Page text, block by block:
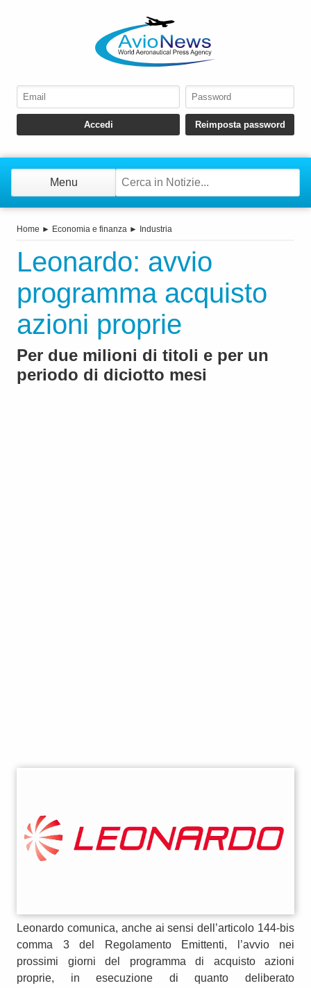
Menu
Home ► Economia e finanza ► Industria
Leonardo: avvio
programma acquisto
azioni proprie
Per due milioni di titoli e per un
periodo di diciotto mesi
Leonardo comunica, anche ai sensi dell’articolo 144-bis
comma 3 del Regolamento Emittenti, l’avvio nei
prossimi giorni del programma di acquisto azioni
proprie, in esecuzione di quanto deliberato